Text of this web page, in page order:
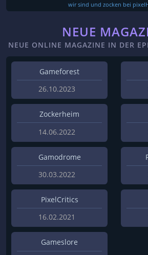
wir sind und zocken bei
NEUE
NEUE ONLINE MAGAZINE IN DER
Gameforest
26.10.2023
Zockerheim
14.06.2022
Gamodrome
30.03.2022
PixelCritics
16.02.2021
Gameslore